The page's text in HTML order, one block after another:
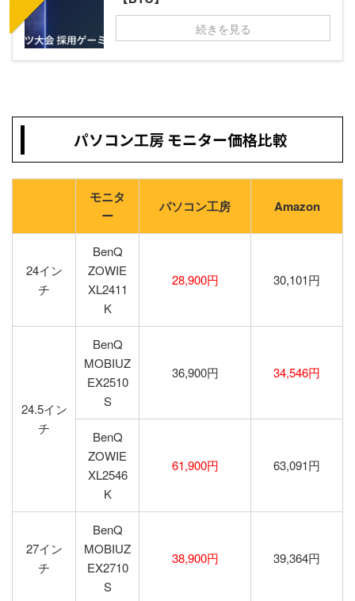
続きを見る
パソコン工房 モニター価格比較
モニタ
ー
パソコン工房 Amazon
24イン
チ
BenQ
ZOWIE
XL2411
K
28,900円 30,101円
24.5イン
チ
BenQ
MOBIUZ
EX2510
S
36,900円 34,546円
BenQ
ZOWIE
XL2546
K
61,900円 63,091円
27イン
チ
BenQ
MOBIUZ
EX2710
S
38,900円 39,364円